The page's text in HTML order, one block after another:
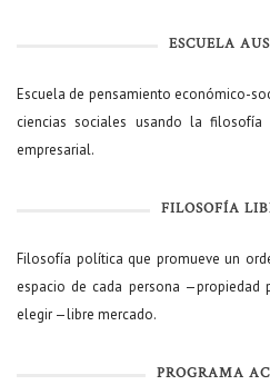
ESCUELA
Escuela de pensamiento económico-
ciencias sociales usando la
empresarial.
FILOSOFÍA
Filosofía política que promueve un
espacio de cada persona
elegir —libre mercado.
PROGRAMA